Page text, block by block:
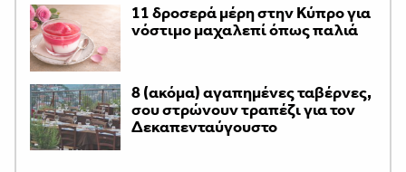
11 δροσερά μέρη στην Κύπρο για
νόστιμο μαχαλεπί όπως παλιά
8 (ακόμα) αγαπημένες ταβέρνες,
σου στρώνουν τραπέζι για τον
Δεκαπενταύγουστο